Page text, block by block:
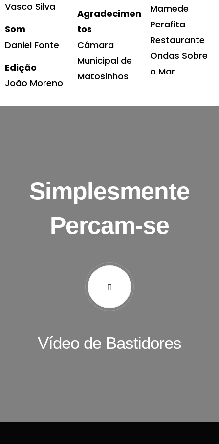
Vasco Silva
Som
Daniel Fonte
Edição
João Moreno
Agradecimen
tos
Câmara
Municipal de
Matosinhos
Mamede
Perafita
Restaurante
Ondas Sobre
o Mar
Simplesmente
Percam-se
Vídeo de Bastidores